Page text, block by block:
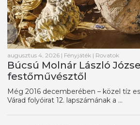
augusztus 4, 2026 | Fényjáték | Rovatok
Búcsú Molnár László
festőművésztől
Még 2016 decemberében – közel tíz
Várad folyóirat 12. lapszámának a ...